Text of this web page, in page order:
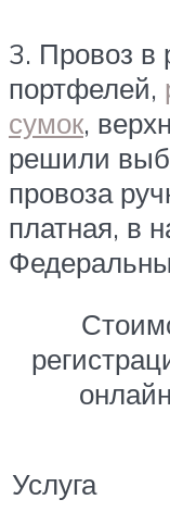
3. Провоз в
портфелей,
сумок,
решили
провоза
платная, в
Услуга